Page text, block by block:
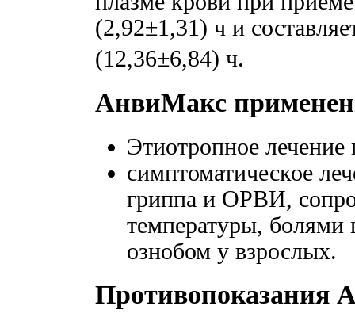
(2,92±1,31) ч и
(12,36±6,84) ч.
АнвиМакс
Этиотропное
симптоматическое
гриппа и ОРВИ,
температуры,
ознобом у взрослых.
Противопоказания